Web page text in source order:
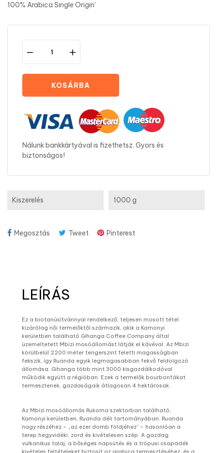
100% Arabica Single Origin'
KOSÁRBA
Nálunk bankkártyával is fizethetsz. Gyors és
biztonságos!
Kiszerelés 1000 g
Megosztás Tweet Pinterest
LEÍRÁS
Ez a biotanúsítvánnyal rendelkező, teljesen mosott tétel
kizárólag női termelőktől származik, akik a Kamonyi
kerületben található Gihanga Coffee Company által
üzemeltetett Mbizi mosóállomást látják el kávéval. Az Mbizi
körülbelül 2200 méter tengerszint feletti magasságban
fekszik, így Ruanda egyik legmagasabban fekvő feldolgozó
állomása. Gihanga több mint 3000 kisgazdálkodóval
működik együtt a régióban. Ezek a termelők bourbonfákat
termesztenek, gazdaságaik átlagosan 4 hektárosak.
Az Mbizi mosóállomás Rukoma szektorban található,
Kamonyi kerületben, Ruanda déli tartományában. Ruanda
nagy részéhez – „az ezer domb földjéhez” – hasonlóan a
terep hegyvidéki, zord és kivételesen szép. A gazdag
vulkanikus talaj, a bőséges napsütés és a trópusi csapadék
kivételes feltételeket biztosít az arabica termesztéséhez, és a